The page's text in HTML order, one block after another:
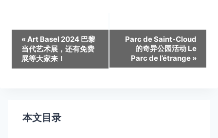
活
动
导
«Art Basel 2024 巴黎
当代艺术展，还有免费
展等大家来！
Parc de Saint-Cloud
的奇异公园活动 Le
Parc de l’étrange »
本文目录